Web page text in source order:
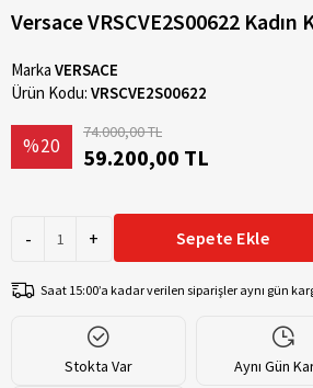
Versace VRSCVE2S00622 Kadın
Marka VERSACE
Ürün Kodu: VRSCVE2S00622
%20
74.000,00 TL
59.200,00 TL
- + Sepete Ekle
Saat 15:00’a kadar verilen siparişler aynı gün
Stokta Var Aynı Gün